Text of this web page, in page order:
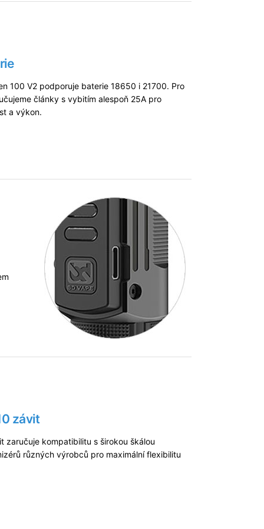
100 V2 podporuje baterie 18650 i 21700. Pro
články s vybitím alespoň 25A pro
a výkon.
závit
zaručuje kompatibilitu s širokou škálou
různých výrobců pro maximální flexibilitu